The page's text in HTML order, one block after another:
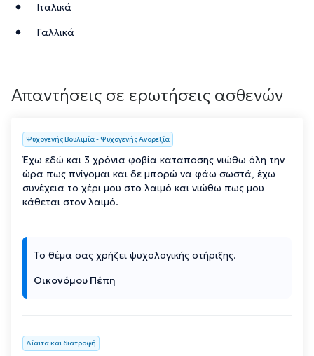
Ιταλικά
Γαλλικά
Απαντήσεις σε ερωτήσεις ασθενών
Ψυχογενής Βουλιμία - Ψυχογενής Ανορεξία
Έχω εδώ και 3 χρόνια φοβία καταποσης νιώθω όλη την
ώρα πως πνίγομαι και δε μπορώ να φάω σωστά, έχω
συνέχεια το χέρι μου στο λαιμό και νιώθω πως μου
κάθεται στον λαιμό.
Το θέμα σας χρήζει ψυχολογικής στήριξης.
Οικονόμου Πέπη
Δίαιτα και διατροφή